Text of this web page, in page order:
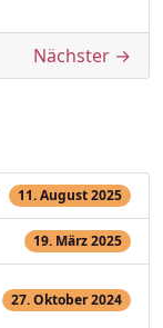
Nächster →
11. August 2025
19. März 2025
27. Oktober 2024